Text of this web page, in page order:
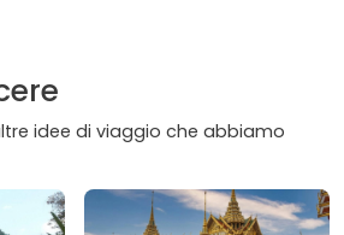
idee di viaggio che abbiamo